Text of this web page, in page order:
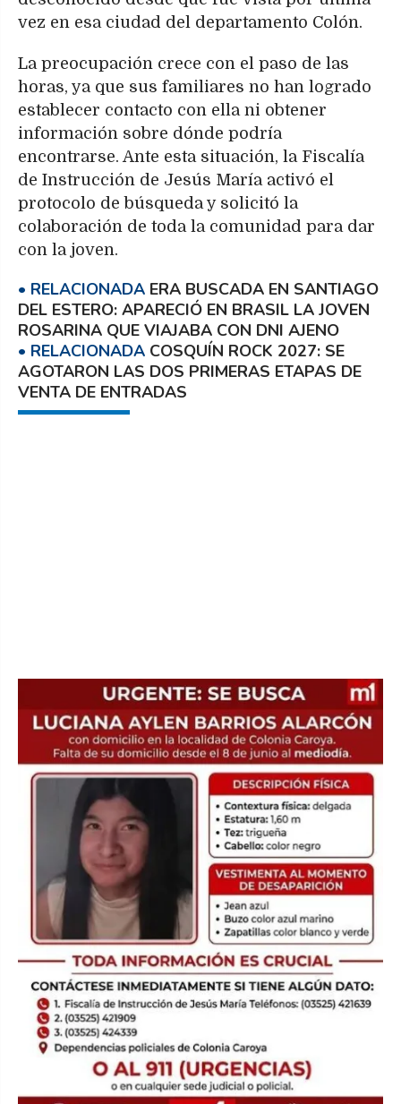
vez en esa ciudad del departamento Colón.
La preocupación crece con el paso de las
horas, ya que sus familiares no han logrado
establecer contacto con ella ni obtener
información sobre dónde podría
encontrarse. Ante esta situación, la Fiscalía
de Instrucción de Jesús María activó el
protocolo de búsqueda y solicitó la
colaboración de toda la comunidad para dar
con la joven.
ERA BUSCADA EN SANTIAGO
DEL ESTERO: APARECIÓ EN BRASIL LA JOVEN
ROSARINA QUE VIAJABA CON DNI AJENO
COSQUÍN ROCK 2027: SE
AGOTARON LAS DOS PRIMERAS ETAPAS DE
VENTA DE ENTRADAS